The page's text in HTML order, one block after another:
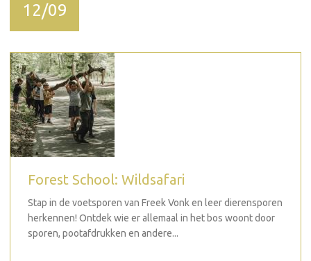
12/09
Forest School: Wildsafari
Stap in de voetsporen van Freek Vonk en leer dierensporen
herkennen! Ontdek wie er allemaal in het bos woont door
sporen, pootafdrukken en andere...